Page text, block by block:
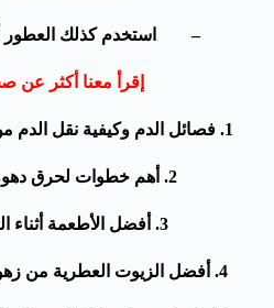
– استخدم كذلك العطور
إقرأ معنا أكثر عن
1. فصائل الدم وكيفية نقل
2. أهم خطوات لحرق
3. أفضل الأطعمة أثناء
4. أفضل الزيوت العطرية من